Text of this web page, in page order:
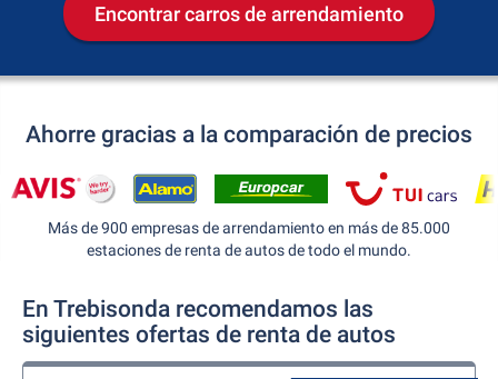
Encontrar carros de arrendamiento
Ahorre gracias a la comparación de precios
Más de 900 empresas de arrendamiento en más de 85.000
estaciones de renta de autos de todo el mundo.
En Trebisonda recomendamos las
siguientes ofertas de renta de autos